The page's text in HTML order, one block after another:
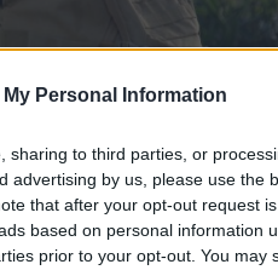
Personal Information
sharing to third parties, or
advertising by us, please use the
that after your opt-out request
based on personal information
prior to your opt-out. You may